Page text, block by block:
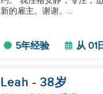
新的雇主。谢谢。...
5年经验 从 01
Leah - 38岁